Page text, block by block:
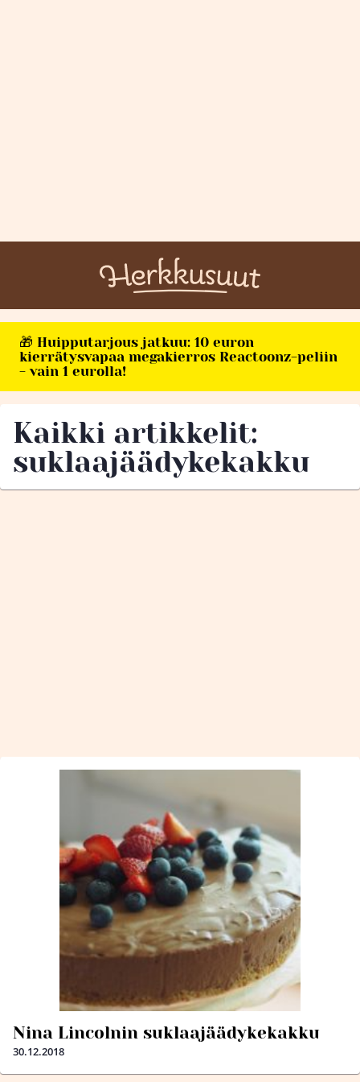
🎁 Huipputarjous jatkuu: 10 euron
kierrätysvapaa megakierros Reactoonz-peliin
- vain 1 eurolla!
Kaikki artikkelit:
suklaajäädykekakku
Nina Lincolnin suklaajäädykekakku
30.12.2018